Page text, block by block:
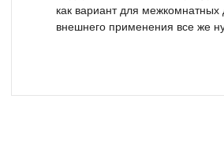
как вариант для межкомнатных
внешнего применения все же